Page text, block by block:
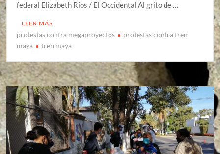
federal Elizabeth Ríos / El Occidental Al grito de …
LEER MÁS
protestas contra megaproyectos
protestas contra tren
maya
tren maya